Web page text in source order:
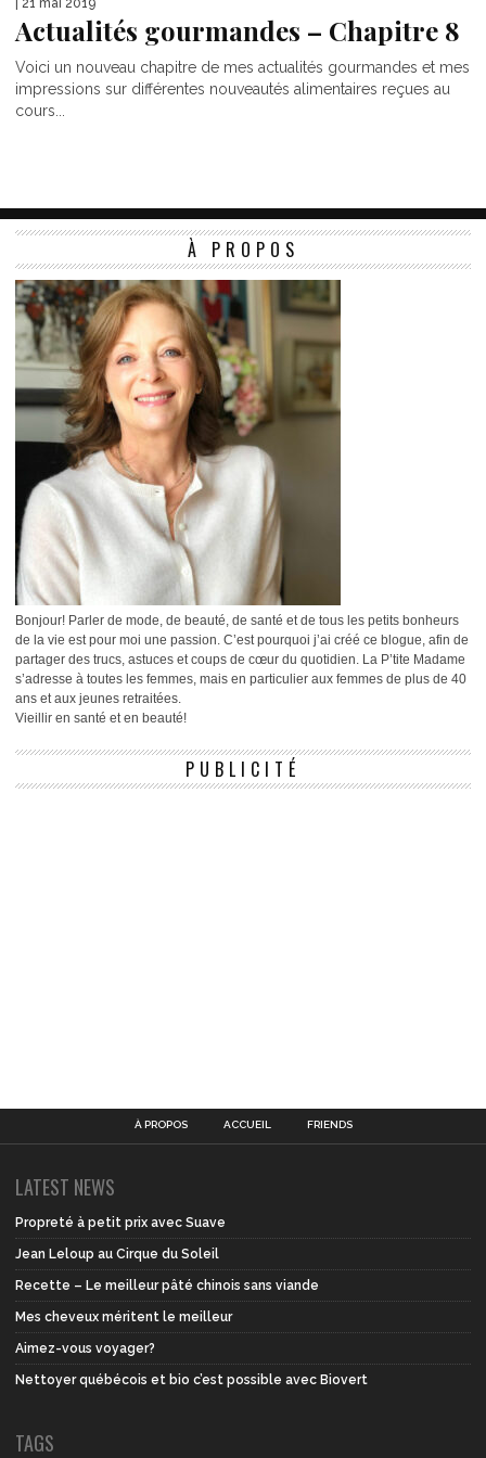
| 21 mai 2019
Actualités gourmandes – Chapitre 8
Voici un nouveau chapitre de mes actualités gourmandes et mes
impressions sur différentes nouveautés alimentaires reçues au
cours...
À PROPOS
Bonjour! Parler de mode, de beauté, de santé et de tous les petits bonheurs
de la vie est pour moi une passion. C’est pourquoi j’ai créé ce blogue, afin de
partager des trucs, astuces et coups de cœur du quotidien. La P’tite Madame
s’adresse à toutes les femmes, mais en particulier aux femmes de plus de 40
ans et aux jeunes retraitées.
Vieillir en santé et en beauté!
PUBLICITÉ
À PROPOS ACCUEIL FRIENDS
LATEST NEWS
Propreté à petit prix avec Suave
Jean Leloup au Cirque du Soleil
Recette – Le meilleur pâté chinois sans viande
Mes cheveux méritent le meilleur
Aimez-vous voyager?
Nettoyer québécois et bio c’est possible avec Biovert
TAGS